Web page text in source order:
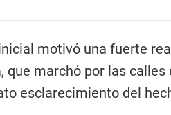
motivó una fuerte
que marchó por las calles
esclarecimiento del